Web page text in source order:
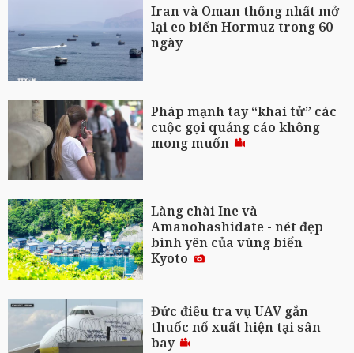
Iran và Oman thống nhất mở
lại eo biển Hormuz trong 60
ngày
Pháp mạnh tay “khai tử” các
cuộc gọi quảng cáo không
mong muốn
Làng chài Ine và
Amanohashidate - nét đẹp
bình yên của vùng biển
Kyoto
Đức điều tra vụ UAV gắn
thuốc nổ xuất hiện tại sân
bay